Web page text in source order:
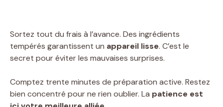
Sortez tout du frais à l’avance. Des ingrédients
tempérés garantissent un appareil lisse. C’est le
secret pour éviter les mauvaises surprises.
Comptez trente minutes de préparation active. Restez
bien concentré pour ne rien oublier. La patience est